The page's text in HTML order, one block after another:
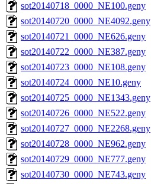
sot20140718_0000_NE100.geny
sot20140720_0000_NE4092.geny
sot20140721_0000_NE626.geny
sot20140722_0000_NE387.geny
sot20140723_0000_NE108.geny
sot20140724_0000_NE10.geny
sot20140725_0000_NE1343.geny
sot20140726_0000_NE522.geny
sot20140727_0000_NE2268.geny
sot20140728_0000_NE962.geny
sot20140729_0000_NE777.geny
sot20140730_0000_NE743.geny